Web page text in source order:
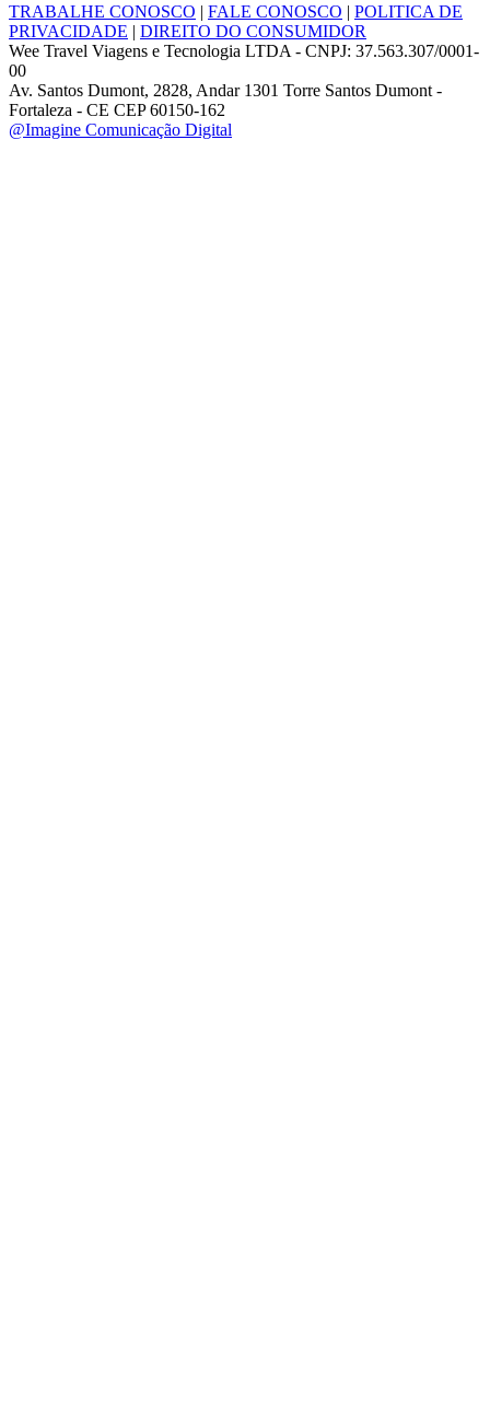
TRABALHE CONOSCO | FALE CONOSCO | POLITICA DE
PRIVACIDADE | DIREITO DO CONSUMIDOR
Wee Travel Viagens e Tecnologia LTDA - CNPJ: 37.563.307/0001-
00
Av. Santos Dumont, 2828, Andar 1301 Torre Santos Dumont -
Fortaleza - CE CEP 60150-162
@Imagine Comunicação Digital